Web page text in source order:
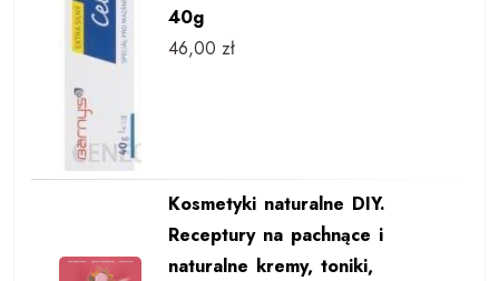
40g
46,00 zł
Kosmetyki naturalne DIY.
Receptury na pachnące i
naturalne kremy, toniki,